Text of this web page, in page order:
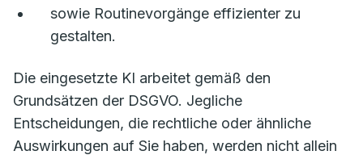
sowie Routinevorgänge effizienter zu
gestalten.
Die eingesetzte KI arbeitet gemäß den
Grundsätzen der DSGVO. Jegliche
Entscheidungen, die rechtliche oder ähnliche
Auswirkungen auf Sie haben, werden nicht allein